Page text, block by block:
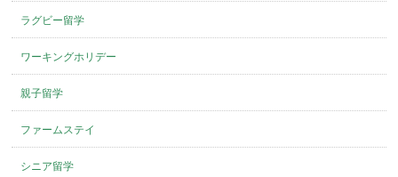
ラグビー留学
ワーキングホリデー
親子留学
ファームステイ
シニア留学